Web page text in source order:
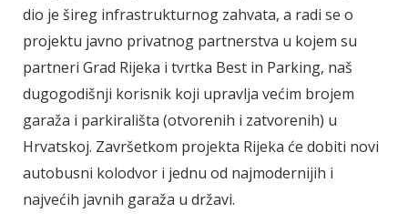
dio je šireg infrastrukturnog zahvata, a radi se o
projektu javno privatnog partnerstva u kojem su
partneri Grad Rijeka i tvrtka Best in Parking, naš
dugogodišnji korisnik koji upravlja većim brojem
garaža i parkirališta (otvorenih i zatvorenih) u
Hrvatskoj. Završetkom projekta Rijeka će dobiti novi
autobusni kolodvor i jednu od najmodernijih i
najvećih javnih garaža u državi.